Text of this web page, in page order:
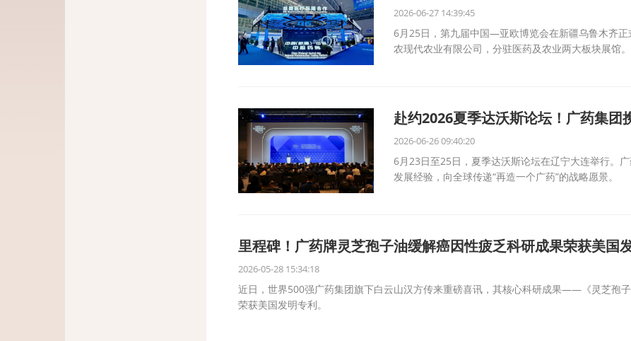
2026-06-27 14:39:45
6月25日，第九届中国—亚欧博览会在新疆乌鲁木齐
农现代农业有限公司，分驻医药及农业两大板块展馆。
赴约2026夏季达沃斯论坛！广药集团
2026-06-26 09:40:20
6月23日至25日，夏季达沃斯论坛在辽宁大连举行。
发展经验，向全球传递“再造一个广药”的战略愿景。
里程碑！广药牌灵芝孢子油缓解癌因性疲乏科研成果荣获美国
2026-05-28 15:34:18
近日，世界500强广药集团旗下白云山汉方传来重磅喜讯，其核心科研成果——《灵芝孢
荣获美国发明专利。